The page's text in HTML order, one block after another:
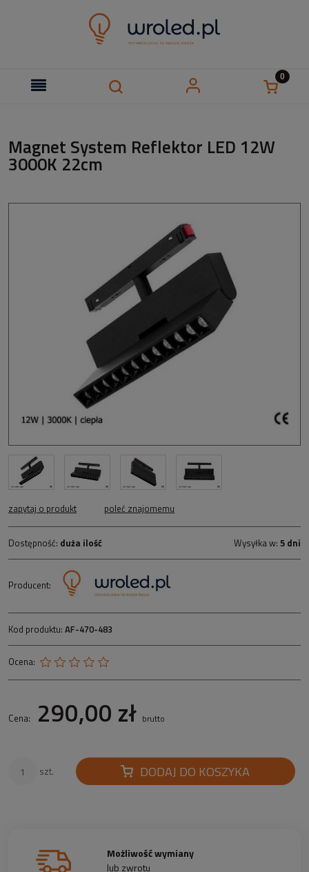
Magnet System Reflektor LED 12W
3000K 22cm
zapytaj o produkt poleć znajomemu
Dostępność: duża ilość Wysyłka w: 5 dni
Producent:
Kod produktu: AF-470-483
Ocena:
Cena: 290,00 zł brutto
szt. DODAJ DO KOSZYKA
Możliwość wymiany
lub zwrotu